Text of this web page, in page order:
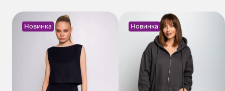
Новинка Новинка